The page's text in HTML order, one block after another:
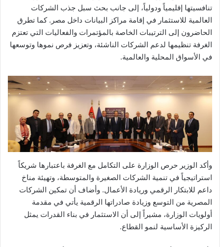
تنافسيتها إقليمياً ودولياً، إلى جانب بحث سبل جذب الشركات
العالمية للاستثمار في إقامة مراكز البيانات داخل مصر. كما تطرق
الحاضرون إلى الترتيبات الخاصة بالمؤتمرات والفعاليات التي تعتزم
الغرفة تنظيمها لدعم الشركات الناشئة، وتعزيز فرص نموها وتوسعها
في الأسواق المحلية والعالمية.
وأكد الوزير حرص الوزارة على التكامل مع الغرفة باعتبارها شريكاً
استراتيجياً في تنمية الشركات الصغيرة والمتوسطة، وتهيئة مناخ
داعم للابتكار الرقمي وريادة الأعمال. وأضاف أن تمكين الشركات
المصرية من التوسع وزيادة صادراتها الرقمية يأتي في مقدمة
أولويات الوزارة، مشيراً إلى أن الاستثمار في بناء القدرات يمثل
الركيزة الأساسية لنمو القطاع.